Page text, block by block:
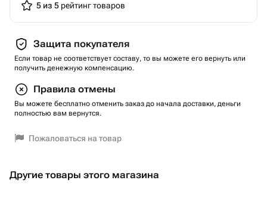
5 из 5 рейтинг товаров
Защита покупателя
Если товар не соответствует составу, то вы можете его вернуть или
получить денежную компенсацию.
Правила отмены
Вы можете бесплатно отменить заказ до начала доставки, деньги
полностью вам вернутся.
Пожаловаться на товар
Другие товары этого магазина